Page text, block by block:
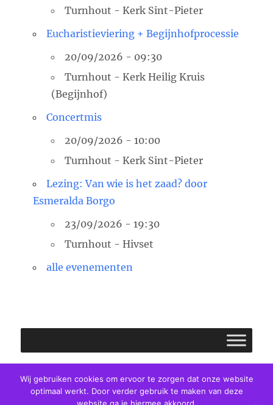
Turnhout - Kerk Sint-Pieter
Eucharistieviering + Begijnhofprocessie
20/09/2026 - 09:30
Turnhout - Kerk Heilig Kruis
(Begijnhof)
Concertmis
20/09/2026 - 10:00
Turnhout - Kerk Sint-Pieter
Lezing: Van wie is het zaad? door
Esmeralda Borgo
23/09/2026 - 19:30
Turnhout - Hivset
alle evenementen
Facebook
E-
mail
Twitter
Wij gebruiken cookies om ervoor te zorgen dat onze website
optimaal werkt. Door verder gebruik te maken van deze